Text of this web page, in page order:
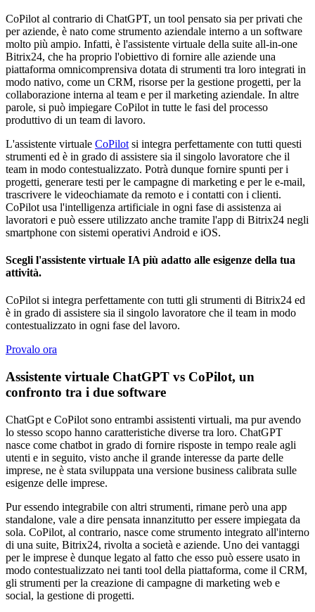
CoPilot al contrario di ChatGPT, un tool pensato sia per privati che
per aziende, è nato come strumento aziendale interno a un software
molto più ampio. Infatti, è l'assistente virtuale della suite all-in-one
Bitrix24, che ha proprio l'obiettivo di fornire alle aziende una
piattaforma omnicomprensiva dotata di strumenti tra loro integrati in
modo nativo, come un CRM, risorse per la gestione progetti, per la
collaborazione interna al team e per il marketing aziendale. In altre
parole, si può impiegare CoPilot in tutte le fasi del processo
produttivo di un team di lavoro.
L'assistente virtuale CoPilot si integra perfettamente con tutti questi
strumenti ed è in grado di assistere sia il singolo lavoratore che il
team in modo contestualizzato. Potrà dunque fornire spunti per i
progetti, generare testi per le campagne di marketing e per le e-mail,
trascrivere le videochiamate da remoto e i contatti con i clienti.
CoPilot usa l'intelligenza artificiale in ogni fase di assistenza ai
lavoratori e può essere utilizzato anche tramite l'app di Bitrix24 negli
smartphone con sistemi operativi Android e iOS.
Scegli l'assistente virtuale IA più adatto alle esigenze della tua
attività.
CoPilot si integra perfettamente con tutti gli strumenti di Bitrix24 ed
è in grado di assistere sia il singolo lavoratore che il team in modo
contestualizzato in ogni fase del lavoro.
Provalo ora
Assistente virtuale ChatGPT vs CoPilot, un
confronto tra i due software
ChatGpt e CoPilot sono entrambi assistenti virtuali, ma pur avendo
lo stesso scopo hanno caratteristiche diverse tra loro. ChatGPT
nasce come chatbot in grado di fornire risposte in tempo reale agli
utenti e in seguito, visto anche il grande interesse da parte delle
imprese, ne è stata sviluppata una versione business calibrata sulle
esigenze delle imprese.
Pur essendo integrabile con altri strumenti, rimane però una app
standalone, vale a dire pensata innanzitutto per essere impiegata da
sola. CoPilot, al contrario, nasce come strumento integrato all'interno
di una suite, Bitrix24, rivolta a società e aziende. Uno dei vantaggi
per le imprese è dunque legato al fatto che esso può essere usato in
modo contestualizzato nei tanti tool della piattaforma, come il CRM,
gli strumenti per la creazione di campagne di marketing web e
social, la gestione di progetti.